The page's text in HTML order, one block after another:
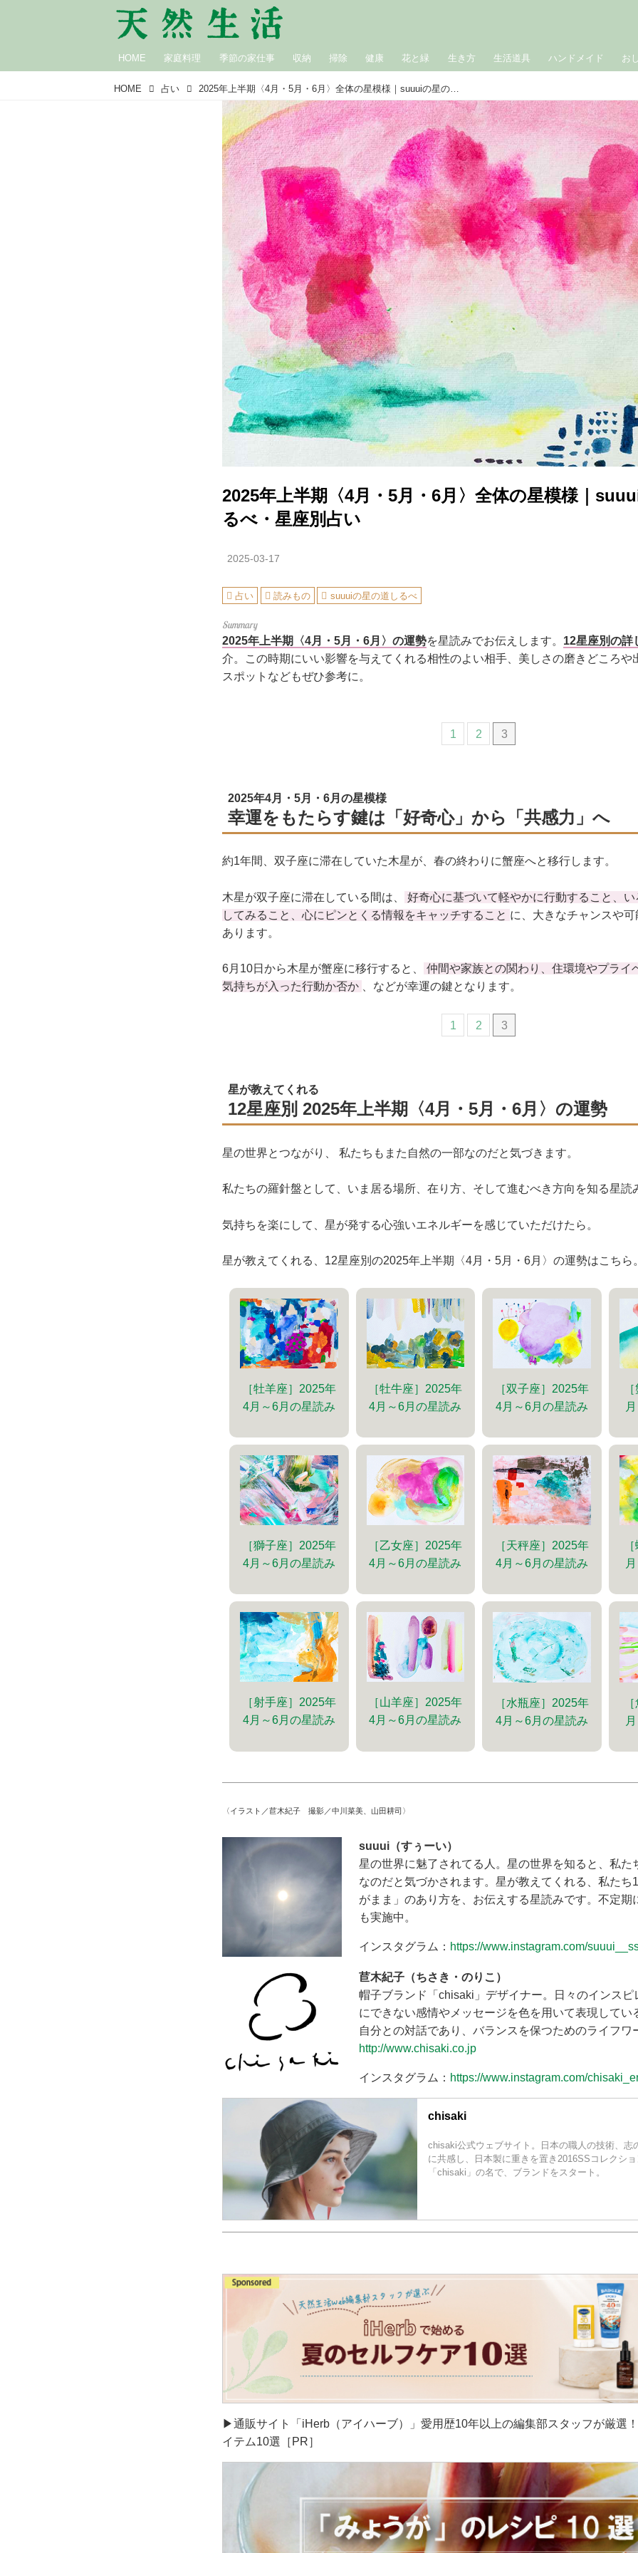
HOME 家庭料理 季節の家仕事 収納 掃除 健康 花と緑 生き方 生活道具 ハンドメイド お
HOME 占い 2025年上半期〈4月・5月・6月〉全体の星模様｜suuuiの星の道しるべ・星座別占い
2025年上半期〈4月・5月・6月〉全体の星模様｜
るべ・星座別占い
2025-03-17
占い 読みもの suuuiの星の道しるべ
2025年上半期〈4月・5月・6月〉の運勢を星読みでお伝えします。 12星座別の詳
介。この時期にいい影響を与えてくれる相性のよい相手、美しさの磨きどころや
スポットなどもぜひ参考に。
1 2 3
2025年4月・5月・6月の星模様
幸運をもたらす鍵は「好奇心」から「共感力」へ
約1年間、双子座に滞在していた木星が、春の終わりに蟹座へと移行します。
木星が双子座に滞在している間は、
好奇心に基づいて軽やかに行動すること、
してみること、心にピンとくる情報をキャッチすること に、大きなチャンスや
あります。
6月10日から木星が蟹座に移行すると、
仲間や家族との関わり、住環境やプライ
気持ちが入った行動か否か
、などが幸運の鍵となります。
1 2 3
星が教えてくれる
12星座別 2025年上半期〈4月・5月・6月〉の運勢
星の世界とつながり、 私たちもまた自然の一部なのだと気づきます。
私たちの羅針盤として、いま居る場所、在り方、そして進むべき方向を知る星読
気持ちを楽にして、星が発する心強いエネルギーを感じていただけたら。
星が教えてくれる、12星座別の2025年上半期〈4月・5月・6月〉の運勢はこちら。
［牡羊座］2025年
4月～6月の星読み
［牡牛座］2025年
4月～6月の星読み
［双子座］2025年
4月～6月の星読み
［獅子座］2025年
4月～6月の星読み
［乙女座］2025年
4月～6月の星読み
［天秤座］2025年
4月～6月の星読み
［射手座］2025年
4月～6月の星読み
［山羊座］2025年
4月～6月の星読み
［水瓶座］2025年
4月～6月の星読み
〈イラスト／苣木紀子 撮影／中川菜美、山田耕司〉
suuui（すぅーい）
星の世界に魅了されてる人。星の世界を知ると、私た
なのだと気づかされます。星が教えてくれる、私たち
がまま」のあり方を、お伝えする星読みです。不定期
も実施中。
インスタグラム： https://www.instagram.com/
苣木紀子（ちさき・のりこ）
帽子ブランド「chisaki」デザイナー。日々のインスピ
にできない感情やメッセージを色を用いて表現してい
自分との対話であり、バランスを保つためのライフワ
http://www.chisaki.co.jp
インスタグラム： https://www.instagram.com/
chisaki
chisaki公式ウェブサイト。日本の職人の技術、志
に共感し、日本製に重きを置き2016SSコレクショ
「chisaki」の名で、ブランドをスタート。
▶通販サイト「iHerb（アイハーブ）」愛用歴10年以上の編集部スタッフが厳選
イテム10選［PR］